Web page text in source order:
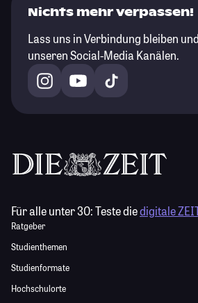
Nichts mehr verpassen!
Lass uns in Verbindung bleiben
unseren Social-Media Kanälen.
Für alle unter 30:Teste diedigitale
Ratgeber
Studienthemen
Studienformate
Hochschulorte